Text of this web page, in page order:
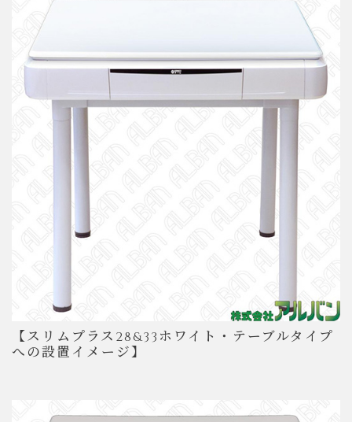
【スリムプラス28&33ホワイト・テーブルタイプ
への設置イメージ】